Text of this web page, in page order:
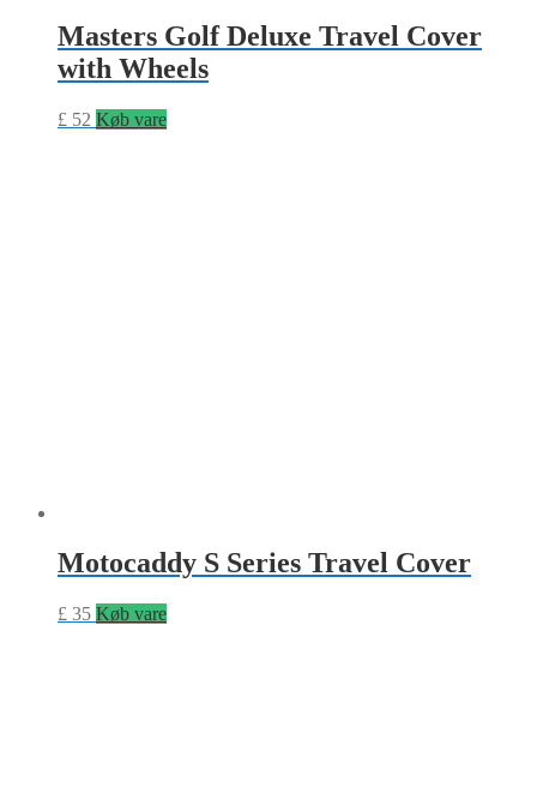
Masters Golf Deluxe Travel Cover
with Wheels
£ 52 Køb vare
Motocaddy S Series Travel Cover
£ 35 Køb vare